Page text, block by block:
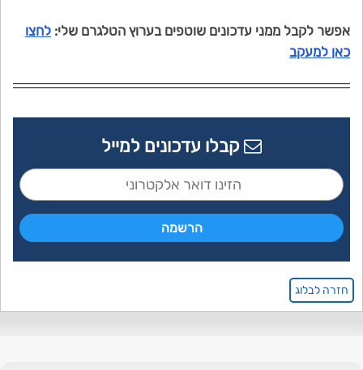
אפשר לקבל ממני עדכונים שוטפים בערוץ הטלגרם שלי: לחצו
כאן למעקב
קבלו עדכונים למייל
חזרה לבלוג